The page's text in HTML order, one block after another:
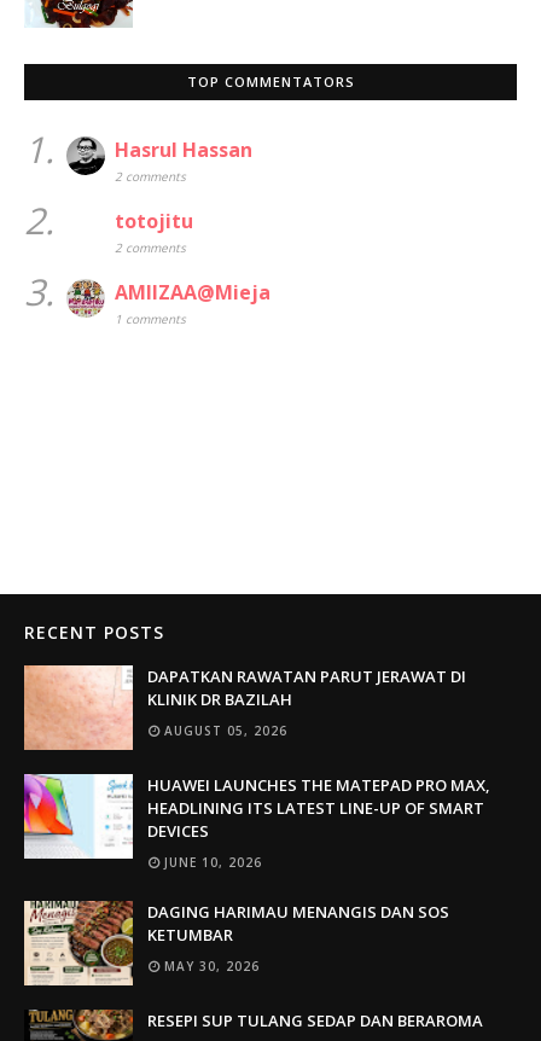
TOP COMMENTATORS
1. Hasrul Hassan
2 comments
2. totojitu
2 comments
3. AMIIZAA@Mieja
1 comments
RECENT POSTS
DAPATKAN RAWATAN PARUT JERAWAT DI
KLINIK DR BAZILAH
AUGUST 05, 2026
HUAWEI LAUNCHES THE MATEPAD PRO MAX,
HEADLINING ITS LATEST LINE-UP OF SMART
DEVICES
JUNE 10, 2026
DAGING HARIMAU MENANGIS DAN SOS
KETUMBAR
MAY 30, 2026
RESEPI SUP TULANG SEDAP DAN BERAROMA